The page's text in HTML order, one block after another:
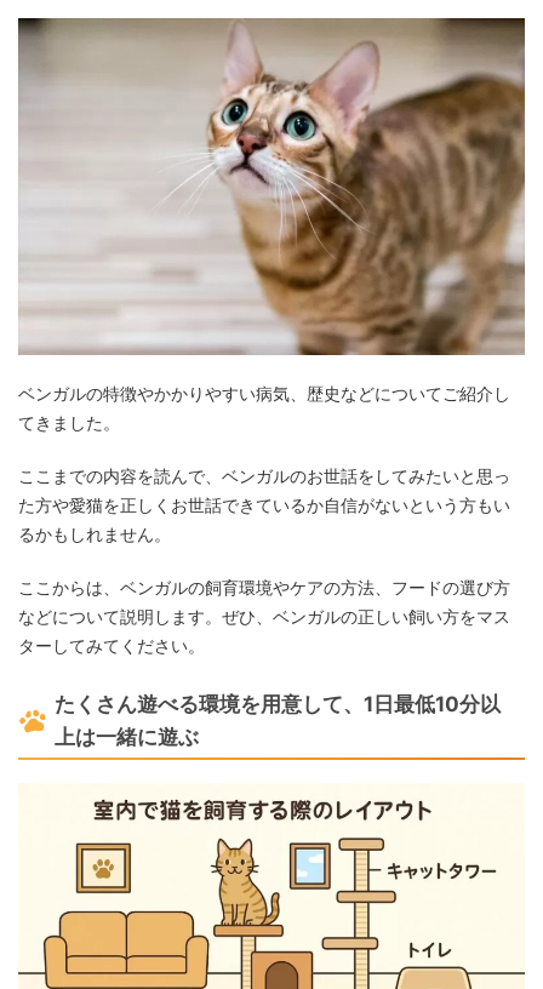
ベンガルの特徴やかかりやすい病気、歴史などについてご紹介し
てきました。
ここまでの内容を読んで、ベンガルのお世話をしてみたいと思っ
た方や愛猫を正しくお世話できているか自信がないという方もい
るかもしれません。
ここからは、ベンガルの飼育環境やケアの方法、フードの選び方
などについて説明します。ぜひ、ベンガルの正しい飼い方をマス
ターしてみてください。
たくさん遊べる環境を用意して、1日最低10分以
上は一緒に遊ぶ